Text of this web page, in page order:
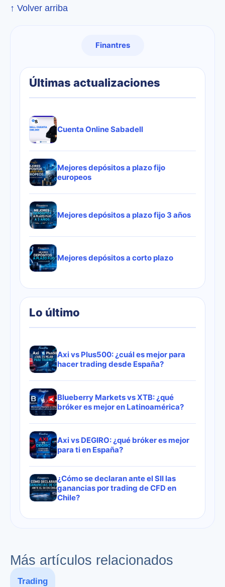
↑ Volver arriba
Finantres
Últimas actualizaciones
Cuenta Online Sabadell
Mejores depósitos a plazo fijo
europeos
Mejores depósitos a plazo fijo 3 años
Mejores depósitos a corto plazo
Lo último
Axi vs Plus500: ¿cuál es mejor para
hacer trading desde España?
Blueberry Markets vs XTB: ¿qué
bróker es mejor en Latinoamérica?
Axi vs DEGIRO: ¿qué bróker es mejor
para ti en España?
¿Cómo se declaran ante el SII las
ganancias por trading de CFD en
Chile?
Más artículos relacionados
Trading